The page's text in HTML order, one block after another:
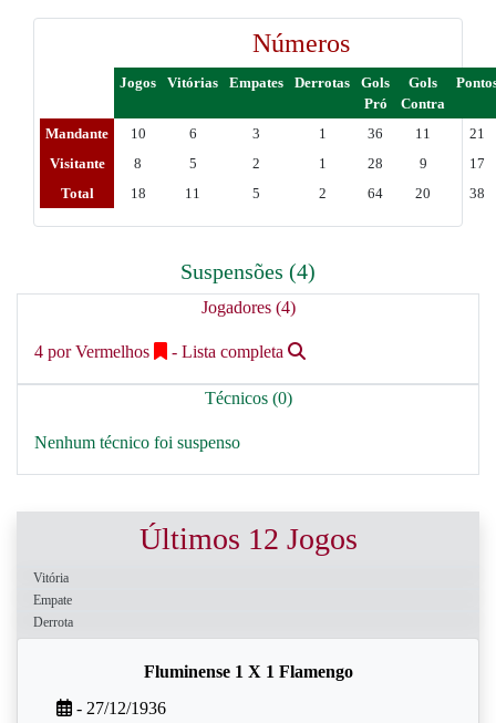
Números
Jogos Vitórias Empates Derrotas
Gols
Pró
Gols
Contra
Mandante 10 6 3 1 36 11
21
Visitante
8 5 2 1 28 9
17
Total
18 11 5 2 64 20 38
Suspensões (4)
Jogadores (4)
4 por Vermelhos - Lista completa
Técnicos (0)
Nenhum técnico foi suspenso
Últimos 12 Jogos
Vitória
Empate
Derrota
Fluminense 1 X 1 Flamengo
- 27/12/1936